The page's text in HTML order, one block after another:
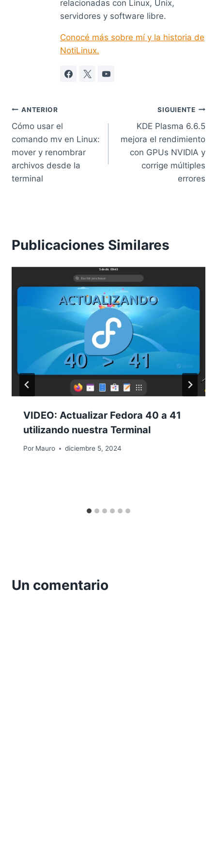
relacionadas con Linux, Unix,
servidores y software libre.
Conocé más sobre mí y la historia de
NotiLinux.
Navegación
de
entradas
ANTERIOR
Cómo usar el
comando mv en Linux:
mover y renombrar
archivos desde la
terminal
SIGUIENTE
KDE Plasma 6.6.5
mejora el rendimiento
con GPUs NVIDIA y
corrige múltiples
errores
Publicaciones Similares
VIDEO: Actualizar Fedora 40 a 41
utilizando nuestra Terminal
Por Mauro diciembre 5, 2024
Un comentario